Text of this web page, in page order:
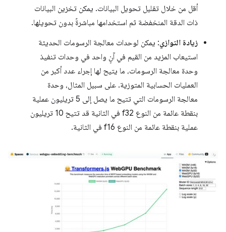
أقل من خلال تقليل تحويل البيانات. يمكن تخزين البيانات
ذات الدقة المنخفضة ثم استخدامها مباشرةً بدون تحويلها.
زيادة التوازي: يمكن لوحدات معالجة الرسومات الحديثة
استيعاب المزيد من القيم في آنٍ واحد في وحدات تنفيذ
وحدة معالجة الرسومات، ما يتيح لها إجراء عدد أكبر من
العمليات الحسابية المتوزية. على سبيل المثال، وحدة
معالجة الرسومات التي تتيح ما يصل إلى 5 تريليون عملية
بنقطة عائمة من النوع f32 في الثانية قد تتيح 10 تريليون
عملية بنقطة عائمة من النوع f16 في الثانية.